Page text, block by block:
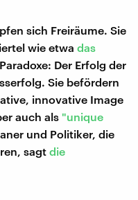
sich Freiräume. Sie
wie etwa das
Der Erfolg der
Sie befördern
innovative Image
auch als "unique
und Politiker, die
sagt die